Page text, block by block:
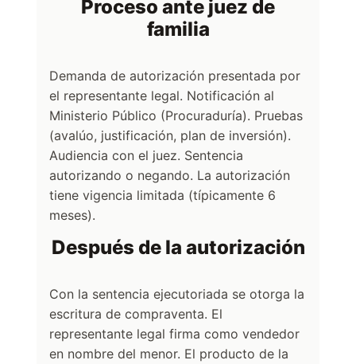
Proceso ante juez de
familia
Demanda de autorización presentada por
el representante legal. Notificación al
Ministerio Público (Procuraduría). Pruebas
(avalúo, justificación, plan de inversión).
Audiencia con el juez. Sentencia
autorizando o negando. La autorización
tiene vigencia limitada (típicamente 6
meses).
Después de la autorización
Con la sentencia ejecutoriada se otorga la
escritura de compraventa. El
representante legal firma como vendedor
en nombre del menor. El producto de la